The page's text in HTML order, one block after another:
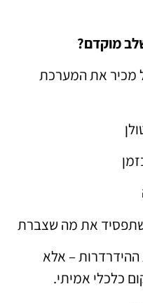
מוקדם?
מכיר את המערכת
שתפסיד את מה שצברת
– אלא
כלכלי אמיתי.